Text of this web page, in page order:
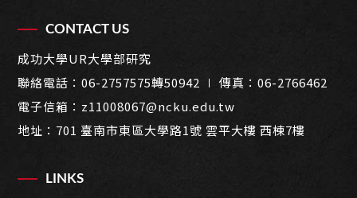
CONTACT US
成功大學UR大學部研究
聯絡電話：06-2757575轉50942
∣ 傳真：06-2766462
電子信箱： z11008067@ncku.edu.tw
地址： 701 臺南市東區大學路1號 雲平大樓 西棟7樓
LINKS